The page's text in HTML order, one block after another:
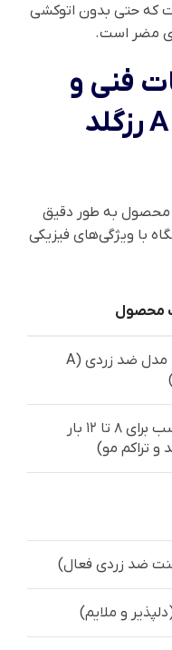
که حتی بدون اتوکشی
مضر است.
فنی و
ساختاری پروتئین A رزگلد
محصول به طور دقیق
با ویژگی‌های فیزیکی
محصول
پروتئین مو A رزگلد مدل ضد زردی (A
800 میلی‌لیتر (مناسب برای ۸ تا ۱۲ بار
و تراکم مو)
ضد زردی فعال)
و ملایم)